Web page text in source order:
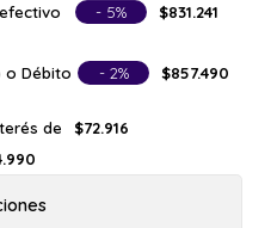
- 5% $831.241
o Débito - 2% $857.490
de
$72.916